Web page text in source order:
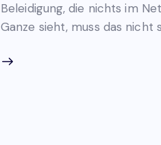
Beleidigung, die nichts im
Ganze sieht, muss das nicht